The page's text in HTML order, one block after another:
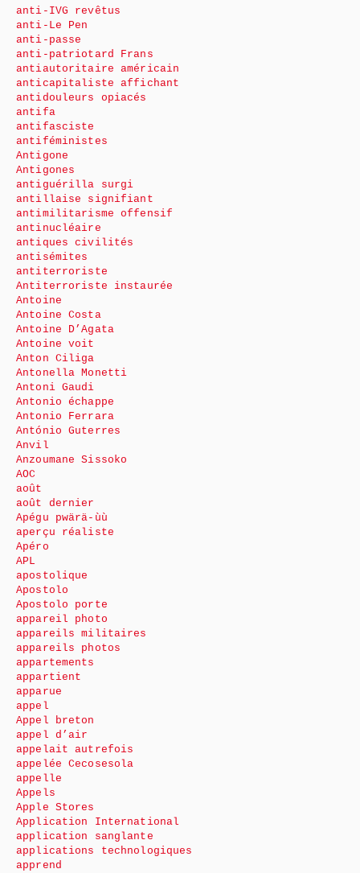
anti-IVG revêtus
anti-Le Pen
anti-passe
anti-patriotard Frans
antiautoritaire américain
anticapitaliste affichant
antidouleurs opiacés
antifa
antifasciste
antiféministes
Antigone
Antigones
antiguérilla surgi
antillaise signifiant
antimilitarisme offensif
antinucléaire
antiques civilités
antisémites
antiterroriste
Antiterroriste instaurée
Antoine
Antoine Costa
Antoine D’Agata
Antoine voit
Anton Ciliga
Antonella Monetti
Antoni Gaudi
Antonio échappe
Antonio Ferrara
António Guterres
Anvil
Anzoumane Sissoko
AOC
août
août dernier
Apégu pwärä-ùù
aperçu réaliste
Apéro
APL
apostolique
Apostolo
Apostolo porte
appareil photo
appareils militaires
appareils photos
appartements
appartient
apparue
appel
Appel breton
appel d’air
appelait autrefois
appelée Cecosesola
appelle
Appels
Apple Stores
Application International
application sanglante
applications technologiques
apprend